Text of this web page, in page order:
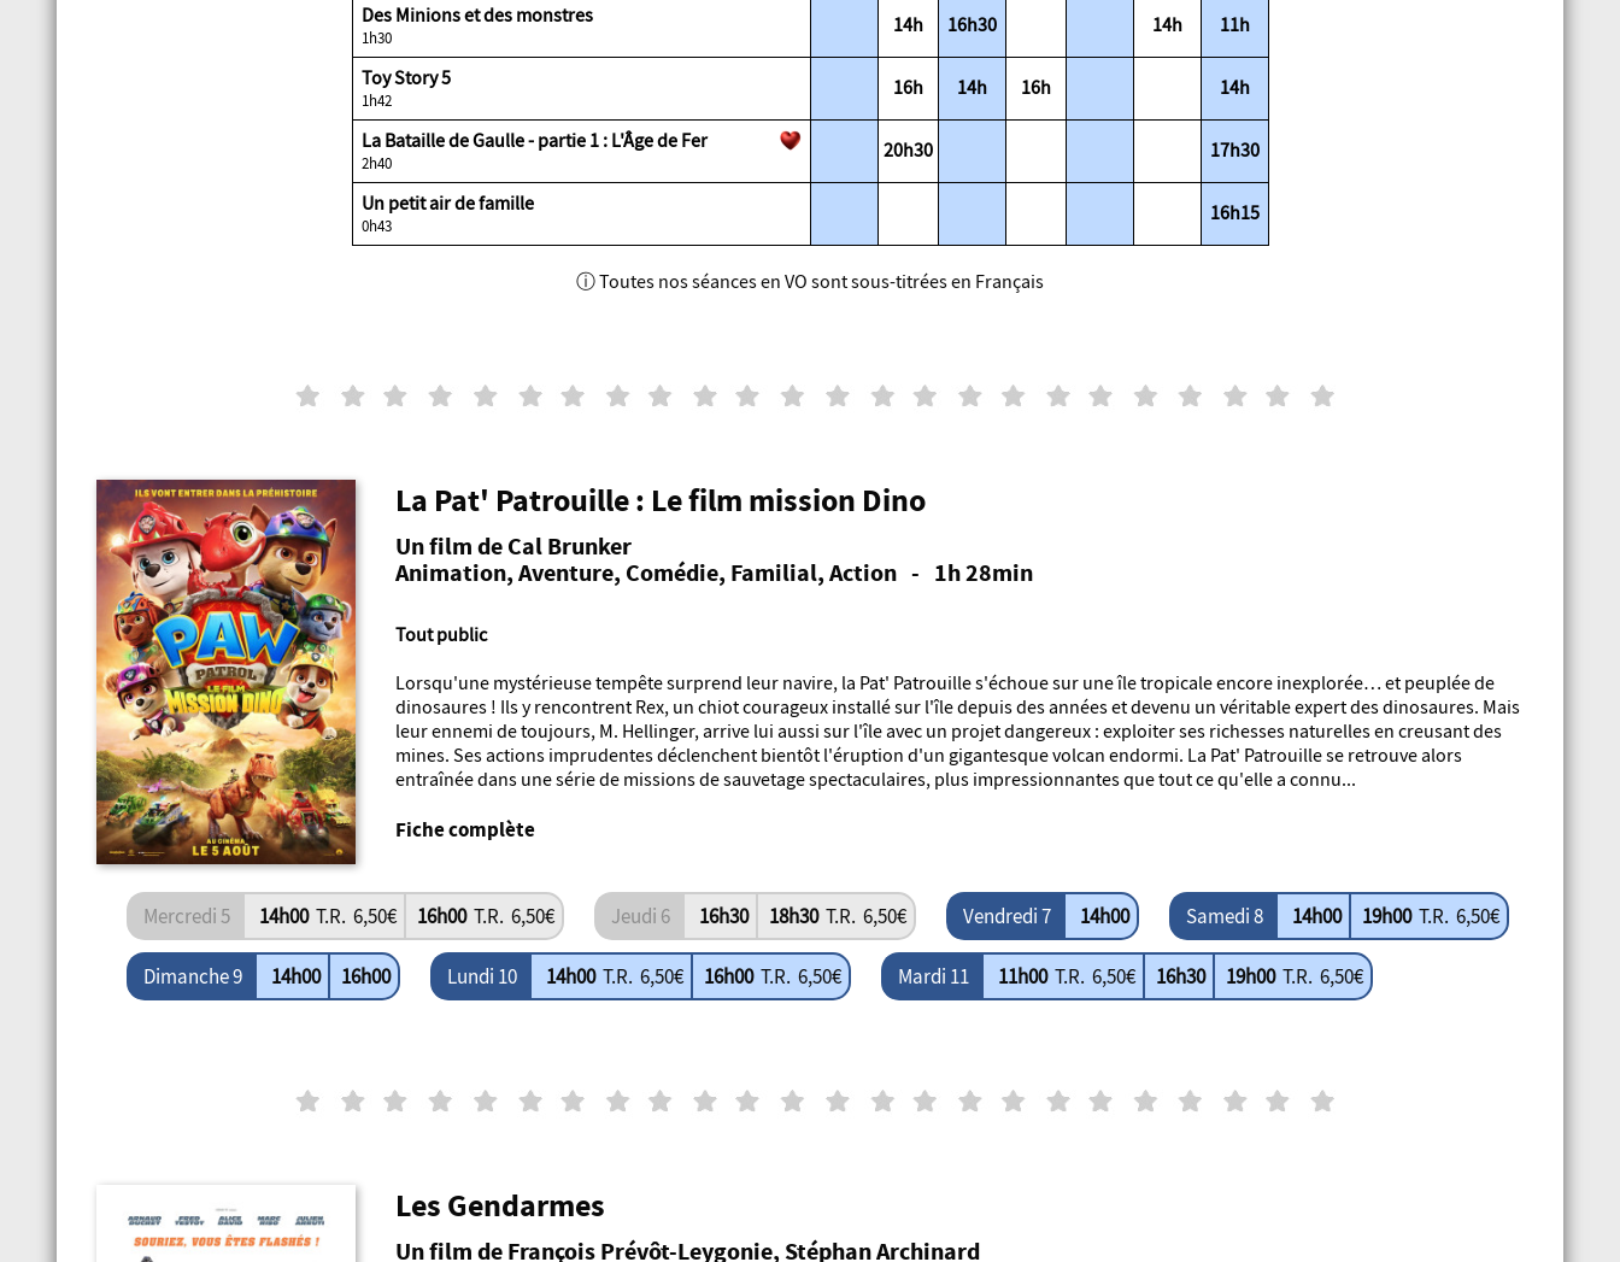
Des Minions et des monstres
1h30
14h 16h30 14h 11h
Toy Story 5
1h42
16h 14h 16h 14h
La Bataille de Gaulle - partie 1 : L'Âge de Fer
2h40
20h30 17h30
Un petit air de famille
0h43
16h15
ⓘ Toutes nos séances en VO sont sous-titrées en Français
La Pat' Patrouille : Le film mission Dino
Un film de Cal Brunker
Animation, Aventure, Comédie, Familial, Action - 1h 28min
Tout public
Lorsqu'une mystérieuse tempête surprend leur navire, la Pat' Patrouille s'échoue sur une île tropicale encore inexplorée… et peuplée de
dinosaures ! Ils y rencontrent Rex, un chiot courageux installé sur l'île depuis des années et devenu un véritable expert des dinosaures. Mais
leur ennemi de toujours, M. Hellinger, arrive lui aussi sur l'île avec un projet dangereux : exploiter ses richesses naturelles en creusant des
mines. Ses actions imprudentes déclenchent bientôt l'éruption d'un gigantesque volcan endormi. La Pat' Patrouille se retrouve alors
entraînée dans une série de missions de sauvetage spectaculaires, plus impressionnantes que tout ce qu'elle a connu...
Fiche complète
Mercredi 5 14h00T.R. 6,50€ 16h00T.R. 6,50€ Jeudi 6 16h30 18h30T.R. 6,50€ Vendredi 7 14h00 Samedi 8 14h00 19h00T.R. 6,50€
Dimanche 9 14h00 16h00 Lundi 10 14h00T.R. 6,50€ 16h00T.R. 6,50€ Mardi 11 11h00T.R. 6,50€ 16h30 19h00T.R. 6,50€
Les Gendarmes
Un film de François Prévôt-Leygonie, Stéphan Archinard